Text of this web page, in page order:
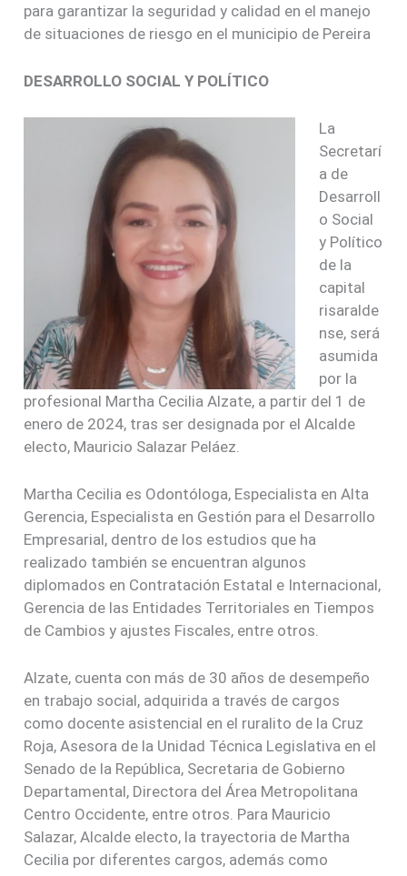
para garantizar la seguridad y calidad en el manejo
de situaciones de riesgo en el municipio de Pereira
DESARROLLO SOCIAL Y POLÍTICO
La
Secretarí
a de
Desarroll
o Social
y Político
de la
capital
risaralde
nse, será
asumida
por la
profesional Martha Cecilia Alzate, a partir del 1 de
enero de 2024, tras ser designada por el Alcalde
electo, Mauricio Salazar Peláez.
Martha Cecilia es Odontóloga, Especialista en Alta
Gerencia, Especialista en Gestión para el Desarrollo
Empresarial, dentro de los estudios que ha
realizado también se encuentran algunos
diplomados en Contratación Estatal e Internacional,
Gerencia de las Entidades Territoriales en Tiempos
de Cambios y ajustes Fiscales, entre otros.
Alzate, cuenta con más de 30 años de desempeño
en trabajo social, adquirida a través de cargos
como docente asistencial en el ruralito de la Cruz
Roja, Asesora de la Unidad Técnica Legislativa en el
Senado de la República, Secretaria de Gobierno
Departamental, Directora del Área Metropolitana
Centro Occidente, entre otros. Para Mauricio
Salazar, Alcalde electo, la trayectoria de Martha
Cecilia por diferentes cargos, además como